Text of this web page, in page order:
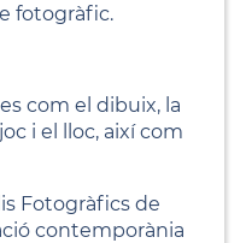
fotogràfic.
com el dibuix, la
i el lloc, així com
Fotogràfics de
contemporània